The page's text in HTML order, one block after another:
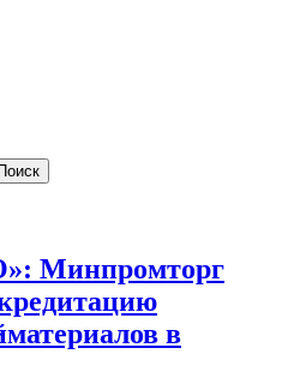
Минпромторг
в